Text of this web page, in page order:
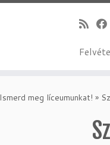
Ismerd meg líceumunkat! »